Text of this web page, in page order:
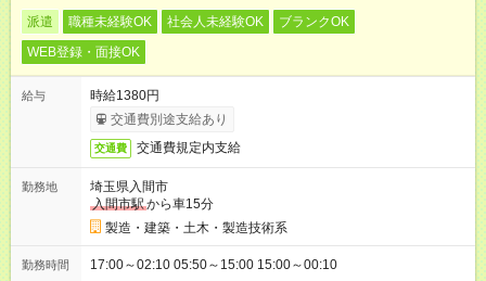
派遣 職種未経験OK 社会人未経験OK
ブランクOK
WEB登録・面接OK
給与
時給1380円
交通費別途支給あり
交通費 交通費規定内支給
勤務地
埼玉県入間市
入間市駅から車15分
製造・建築・土木・製造技術系
勤務時間 17:00～02:10 05:50～15:00 15:00～00:10